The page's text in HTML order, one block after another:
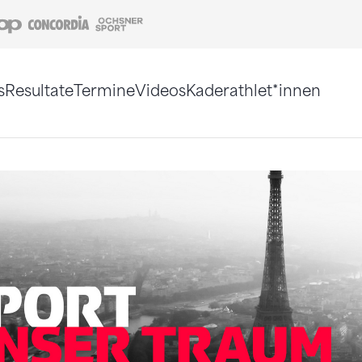
Coop Concordia
ResultateTermineVideosKaderathlet*innen